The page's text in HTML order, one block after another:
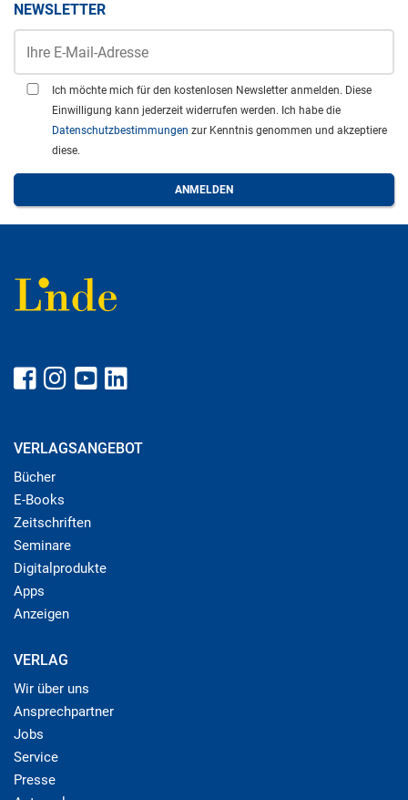
NEWSLETTER
Ich möchte mich für den kostenlosen Newsletter anmelden. Diese
Einwilligung kann jederzeit widerrufen werden. Ich habe die
Datenschutzbestimmungen zur Kenntnis genommen und akzeptiere
diese.
VERLAGSANGEBOT
Bücher
E-Books
Zeitschriften
Seminare
Digitalprodukte
Apps
Anzeigen
VERLAG
Wir über uns
Ansprechpartner
Jobs
Service
Presse